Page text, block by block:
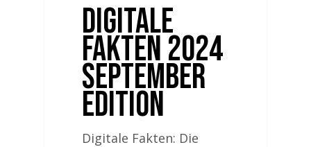
Digitale
Fakten 2024
September
Edition
Digitale Fakten: Die